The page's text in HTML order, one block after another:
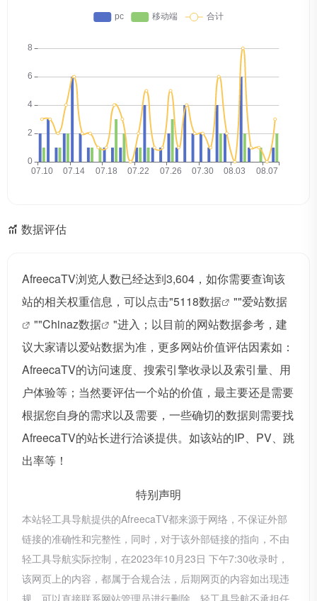
数据评估
AfreecaTV浏览人数已经达到3,604，如你需要查询该
站的相关权重信息，可以点击"5118数据 ""爱站数据
""Chinaz数据
"进入；以目前的网站数据参考，建
议大家请以爱站数据为准，更多网站价值评估因素如：
AfreecaTV的访问速度、搜索引擎收录以及索引量、用
户体验等；当然要评估一个站的价值，最主要还是需要
根据您自身的需求以及需要，一些确切的数据则需要找
AfreecaTV的站长进行洽谈提供。如该站的IP、PV、跳
出率等！
特别声明
本站轻工具导航提供的AfreecaTV都来源于网络，不保证外部
链接的准确性和完整性，同时，对于该外部链接的指向，不由
轻工具导航实际控制，在2023年10月23日 下午7:30收录时，
该网页上的内容，都属于合规合法，后期网页的内容如出现违